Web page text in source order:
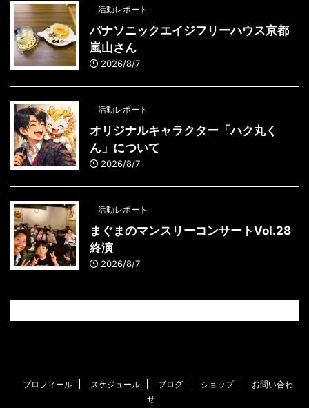
活動レポート
パナソニックエイジフリーハウス京都
嵐山さん
2026/8/7
活動レポート
オリジナルキャラクター「ハク丸く
ん」について
2026/8/7
活動レポート
まぐまのマンスリーコンサートVol.28
終演
2026/8/7
プロフィール スケジュール ブログ ショップ
お問い合わ
せ